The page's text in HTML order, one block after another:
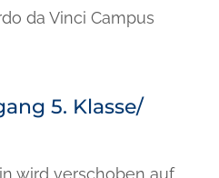
da Vinci Campus
5. Klasse/
wird verschoben auf